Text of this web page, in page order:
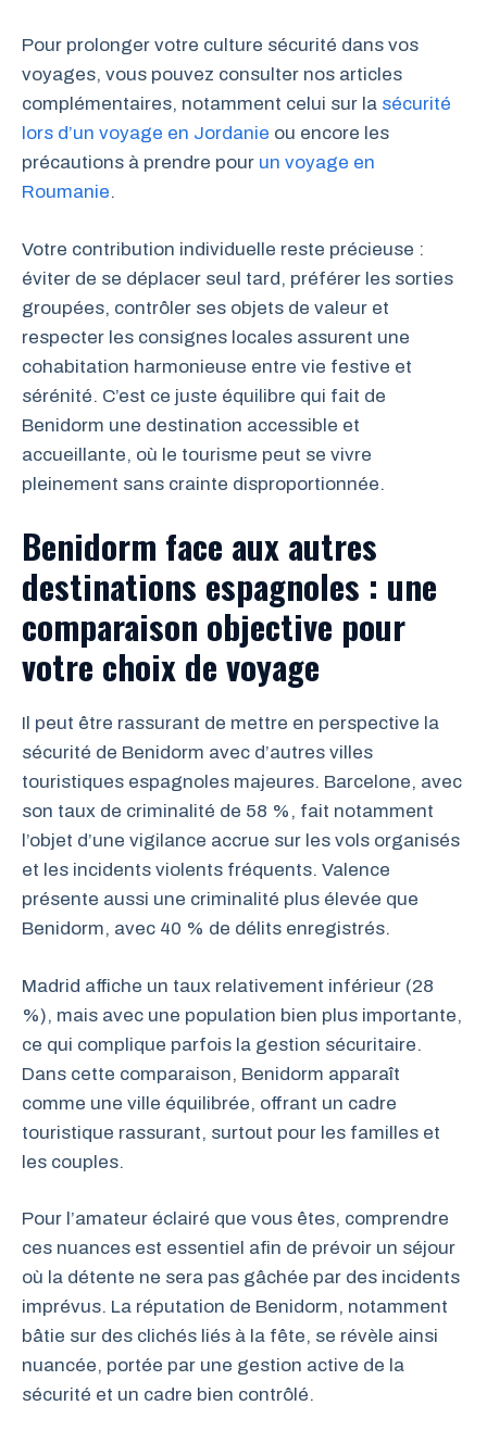
Pour prolonger votre culture sécurité dans vos
voyages, vous pouvez consulter nos articles
complémentaires, notamment celui sur la sécurité
lors d’un voyage en Jordanie ou encore les
précautions à prendre pour un voyage en
Roumanie.
Votre contribution individuelle reste précieuse :
éviter de se déplacer seul tard, préférer les sorties
groupées, contrôler ses objets de valeur et
respecter les consignes locales assurent une
cohabitation harmonieuse entre vie festive et
sérénité. C’est ce juste équilibre qui fait de
Benidorm une destination accessible et
accueillante, où le tourisme peut se vivre
pleinement sans crainte disproportionnée.
Benidorm face aux autres
destinations espagnoles : une
comparaison objective pour
votre choix de voyage
Il peut être rassurant de mettre en perspective la
sécurité de Benidorm avec d’autres villes
touristiques espagnoles majeures. Barcelone, avec
son taux de criminalité de 58 %, fait notamment
l’objet d’une vigilance accrue sur les vols organisés
et les incidents violents fréquents. Valence
présente aussi une criminalité plus élevée que
Benidorm, avec 40 % de délits enregistrés.
Madrid affiche un taux relativement inférieur (28
%), mais avec une population bien plus importante,
ce qui complique parfois la gestion sécuritaire.
Dans cette comparaison, Benidorm apparaît
comme une ville équilibrée, offrant un cadre
touristique rassurant, surtout pour les familles et
les couples.
Pour l’amateur éclairé que vous êtes, comprendre
ces nuances est essentiel afin de prévoir un séjour
où la détente ne sera pas gâchée par des incidents
imprévus. La réputation de Benidorm, notamment
bâtie sur des clichés liés à la fête, se révèle ainsi
nuancée, portée par une gestion active de la
sécurité et un cadre bien contrôlé.